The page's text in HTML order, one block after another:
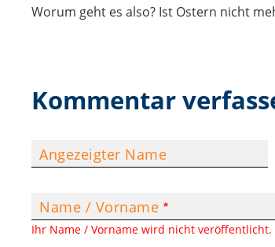
Worum geht es also? Ist Ostern nicht
Kommentar
Angezeigter Name
Name / Vorname
Ihr Name / Vorname wird nicht veröffentlicht.